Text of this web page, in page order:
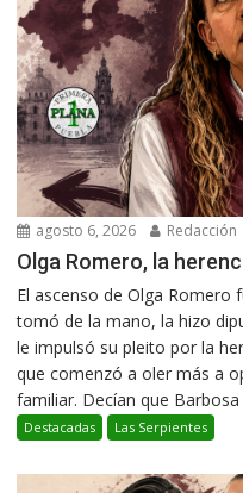
agosto 6, 2026 Redacción
Olga Romero, la
El ascenso de Olga Romero
tomó de la mano, la hizo
le impulsó su pleito por la
que comenzó a oler más a
familiar. Decían que
Destacadas Las Serpientes